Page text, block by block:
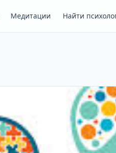
Медитации Найти